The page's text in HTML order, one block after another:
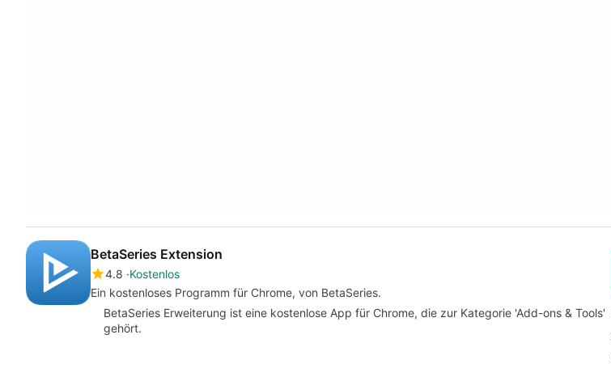
BetaSeries Extension
4.8 Kostenlos
Ein kostenloses Programm für Chrome, von BetaSeries.
BetaSeries Erweiterung ist eine kostenlose App für Chrome, die zur Kategorie 'Add-ons & Tools'
gehört.